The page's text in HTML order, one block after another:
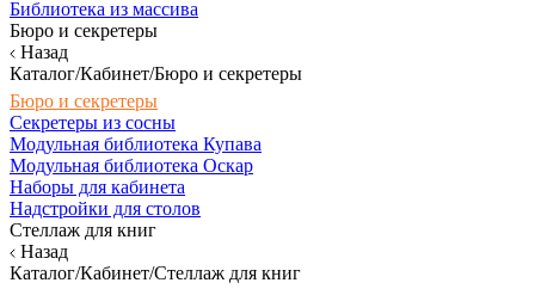
Библиотека из массива
Бюро и секретеры
Назад
Каталог/Кабинет/Бюро и секретеры
Бюро и секретеры
Секретеры из сосны
Модульная библиотека Купава
Модульная библиотека Оскар
Наборы для кабинета
Надстройки для столов
Стеллаж для книг
Назад
Каталог/Кабинет/Стеллаж для книг